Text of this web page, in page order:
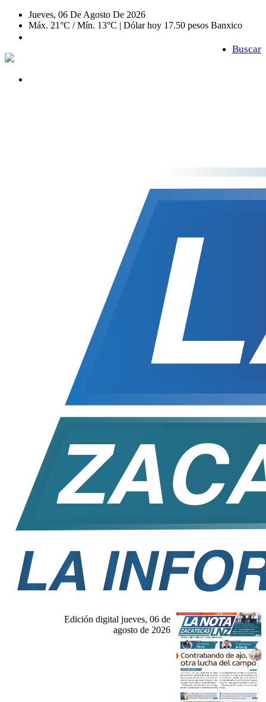
Jueves, 06 De Agosto De 2026
Máx. 21°C / Mín. 13°C | Dólar hoy 17.50 pesos Banxico
Buscar
Edición digital jueves, 06 de
agosto de 2026